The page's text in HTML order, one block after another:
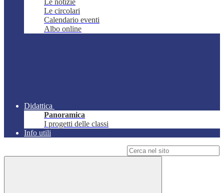
Le notizie
Le circolari
Calendario eventi
Albo online
Didattica
Panoramica
I progetti delle classi
Info utili